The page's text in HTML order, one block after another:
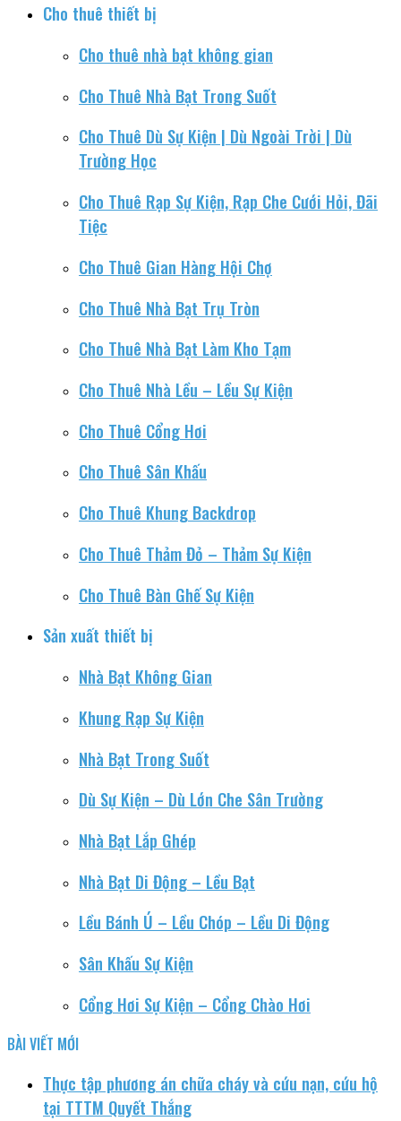
Cho thuê thiết bị
Cho thuê nhà bạt không gian
Cho Thuê Nhà Bạt Trong Suốt
Cho Thuê Dù Sự Kiện | Dù Ngoài Trời | Dù
Trường Học
Cho Thuê Rạp Sự Kiện, Rạp Che Cưới Hỏi, Đãi
Tiệc
Cho Thuê Gian Hàng Hội Chợ
Cho Thuê Nhà Bạt Trụ Tròn
Cho Thuê Nhà Bạt Làm Kho Tạm
Cho Thuê Nhà Lều – Lều Sự Kiện
Cho Thuê Cổng Hơi
Cho Thuê Sân Khấu
Cho Thuê Khung Backdrop
Cho Thuê Thảm Đỏ – Thảm Sự Kiện
Cho Thuê Bàn Ghế Sự Kiện
Sản xuất thiết bị
Nhà Bạt Không Gian
Khung Rạp Sự Kiện
Nhà Bạt Trong Suốt
Dù Sự Kiện – Dù Lớn Che Sân Trường
Nhà Bạt Lắp Ghép
Nhà Bạt Di Động – Lều Bạt
Lều Bánh Ú – Lều Chóp – Lều Di Động
Sân Khấu Sự Kiện
Cổng Hơi Sự Kiện – Cổng Chào Hơi
BÀI VIẾT MỚI
Thực tập phương án chữa cháy và cứu nạn, cứu hộ
tại TTTM Quyết Thắng